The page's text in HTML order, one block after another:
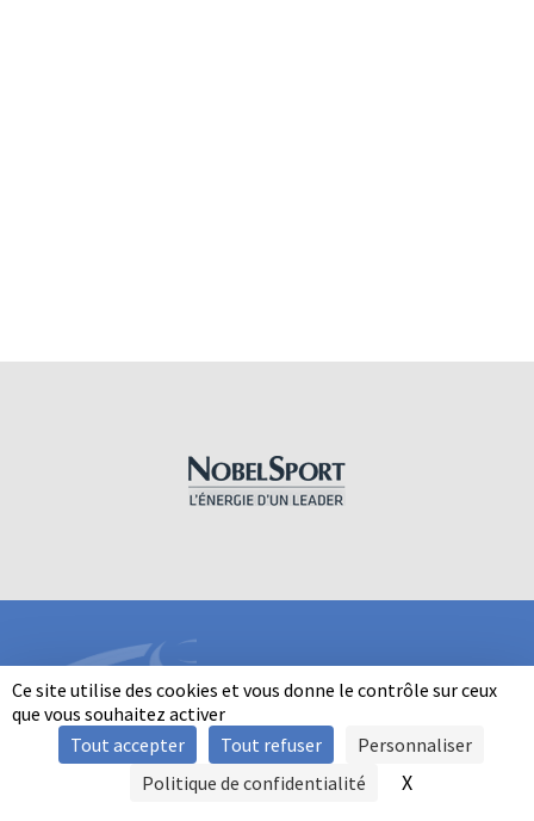
Ce site utilise des cookies et vous donne le contrôle sur ceux
que vous souhaitez activer
Tout accepter
Tout refuser
Personnaliser
Politique de confidentialité
X
INFORMATIONS
SIGNALER UNE VIOLENCE